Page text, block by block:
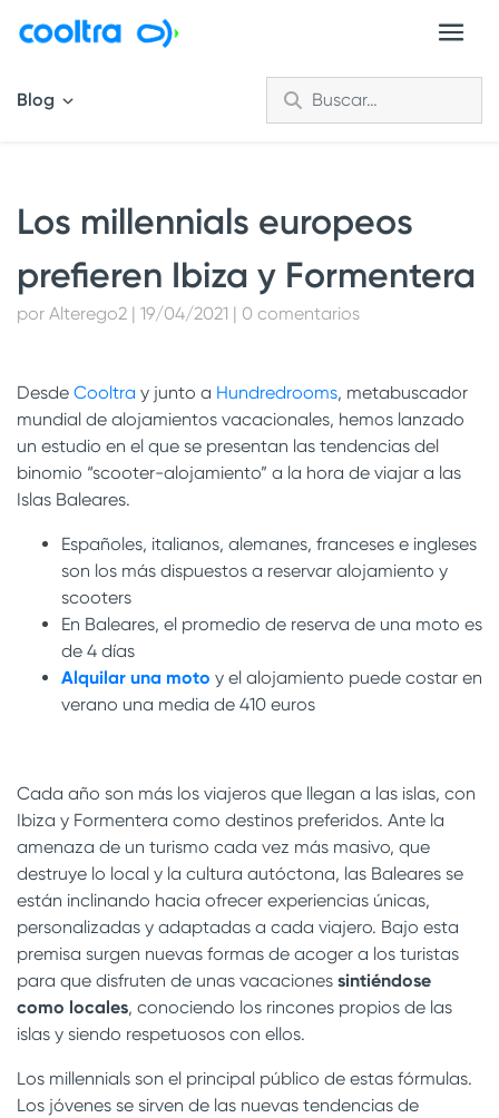
Blog
Los millennials europeos
prefieren Ibiza y Formentera
por Alterego2 | 19/04/2021 | 0 comentarios
Desde Cooltra y junto a Hundredrooms, metabuscador
mundial de alojamientos vacacionales, hemos lanzado
un estudio en el que se presentan las tendencias del
binomio “scooter-alojamiento” a la hora de viajar a las
Islas Baleares.
Españoles, italianos, alemanes, franceses e ingleses
son los más dispuestos a reservar alojamiento y
scooters
En Baleares, el promedio de reserva de una moto es
de 4 días
Alquilar una moto y el alojamiento puede costar en
verano una media de 410 euros
Cada año son más los viajeros que llegan a las islas, con
Ibiza y Formentera como destinos preferidos. Ante la
amenaza de un turismo cada vez más masivo, que
destruye lo local y la cultura autóctona, las Baleares se
están inclinando hacia ofrecer experiencias únicas,
personalizadas y adaptadas a cada viajero. Bajo esta
premisa surgen nuevas formas de acoger a los turistas
para que disfruten de unas vacaciones sintiéndose
como locales, conociendo los rincones propios de las
islas y siendo respetuosos con ellos.
Los millennials son el principal público de estas fórmulas.
Los jóvenes se sirven de las nuevas tendencias de